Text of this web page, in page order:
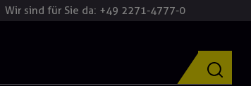
Wir sind für Sie da: +49 2271-4777-0